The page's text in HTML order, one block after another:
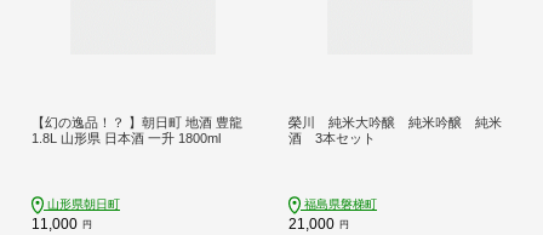
【幻の逸品！？ 】朝日町 地酒 豊龍
1.8L 山形県 日本酒 一升 1800ml
山形県朝日町
11,000 円
榮川 純米大吟醸 純米吟醸 純米
酒 3本セット
福島県磐梯町
21,000 円